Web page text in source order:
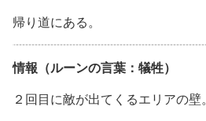
帰り道にある。
情報（ルーンの言葉：犠牲）
２回目に敵が出てくるエリアの壁。